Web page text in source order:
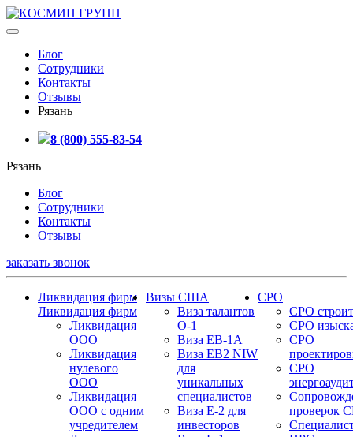
Блог
Сотрудники
Контакты
Отзывы
Рязань
8 (800) 555-83-54
Рязань
Блог
Сотрудники
Контакты
Отзывы
заказать звонок
Ликвидация фирм
Ликвидация фирм
Ликвидация
ООО
Ликвидация
нулевого
ООО
Ликвидация
ООО с одним
учредителем
Визы США
Виза талантов
О-1
Виза EB-1A
Виза EB2 NIW
для
уникальных
специалистов
Виза E-2 для
инвесторов
СРО
СРО
СРО
СРО
СРО
проверок